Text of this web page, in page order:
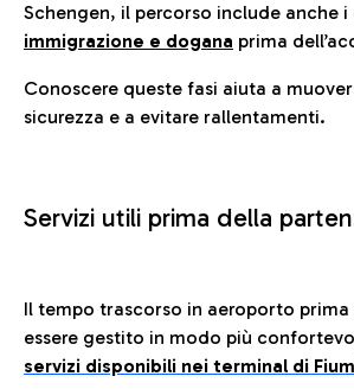
Schengen, il percorso include anche
immigrazione e dogana prima
Conoscere queste fasi aiuta a
sicurezza e a evitare rallentamenti.
Servizi utili prima della
Il tempo trascorso in aeroporto
essere gestito in modo più
servizi disponibili nei terminal di